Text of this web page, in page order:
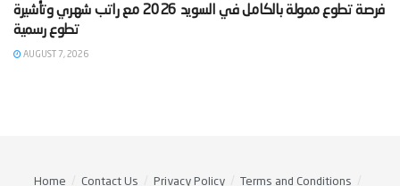
‫فرصة تطوع ممولة بالكامل في السويد 2026 مع راتب شهري وتأشيرة
تطوع رسمية‬
AUGUST 7, 2026
Home Contact Us Privacy Policy Terms and Conditions